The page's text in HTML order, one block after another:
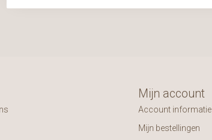
Mijn account
Account informatie
Mijn bestellingen